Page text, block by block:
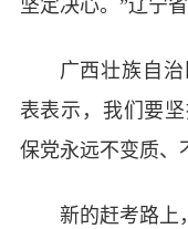
坚定决心。”辽宁
广西壮族自
表表示，我们要
保党永远不变质、
新的赶考路上